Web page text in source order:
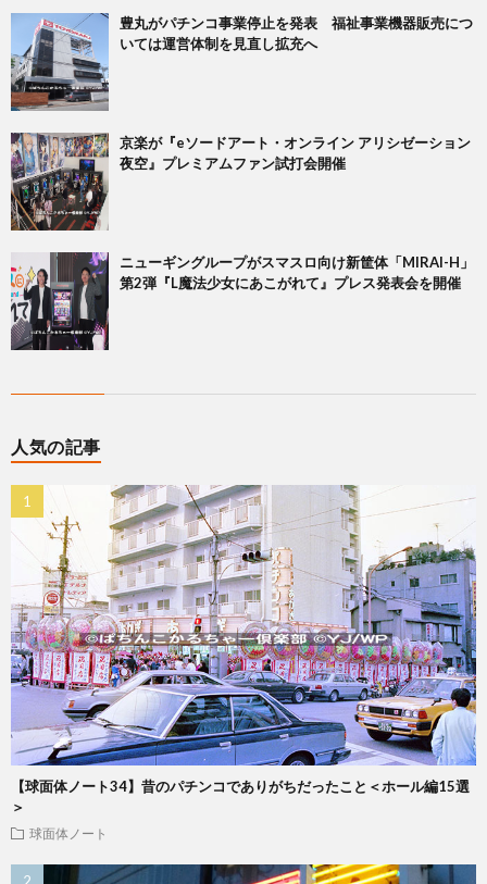
豊丸がパチンコ事業停止を発表 福祉事業機器販売につ
いては運営体制を見直し拡充へ
京楽が『eソードアート・オンライン アリシゼーション
夜空』プレミアムファン試打会開催
ニューギングループがスマスロ向け新筐体「MIRAI-H」
第2弾『L魔法少女にあこがれて』プレス発表会を開催
人気の記事
【球面体ノート34】昔のパチンコでありがちだったこと＜ホール編15選
＞
球面体ノート